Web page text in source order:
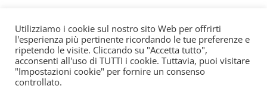
© All rights reserved. Quotidiano registrato all'albo dei
giornali e periodici presso il Tribunale di Torino n. 25
del 24/8/2022 Editore: Agostino Scozzaro Direttore
responsabile: Andrea Musacchio Theme Sportsx
Utilizziamo i cookie sul nostro sito Web per offrirti
l'esperienza più pertinente ricordando le tue preferenze e
ripetendo le visite. Cliccando su "Accetta tutto",
acconsenti all'uso di TUTTI i cookie. Tuttavia, puoi visitare
"Impostazioni cookie" per fornire un consenso
controllato.